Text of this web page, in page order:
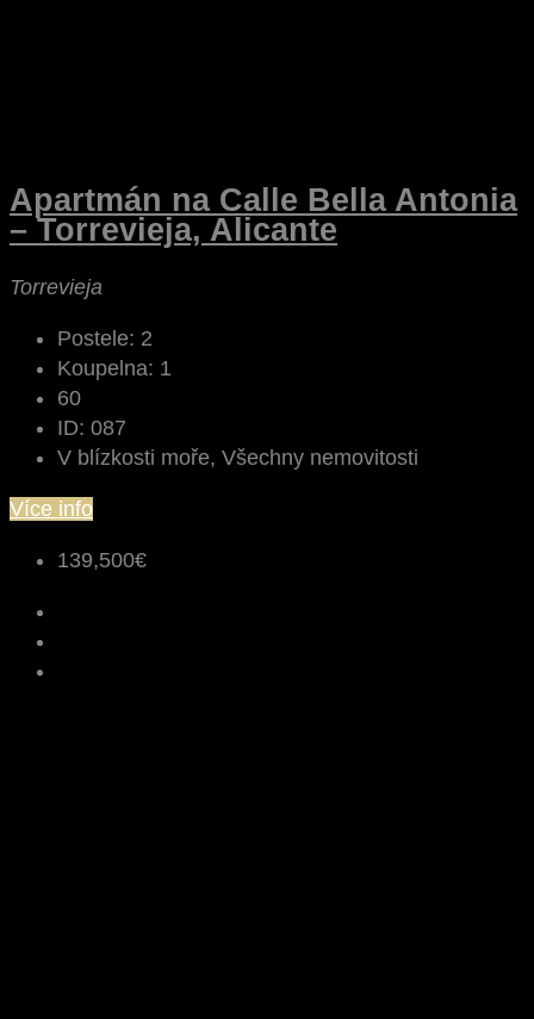
Apartmán na Calle Bella Antonia
– Torrevieja, Alicante
Torrevieja
Postele: 2
Koupelna: 1
60
ID: 087
V blízkosti moře, Všechny nemovitosti
Více info
139,500€